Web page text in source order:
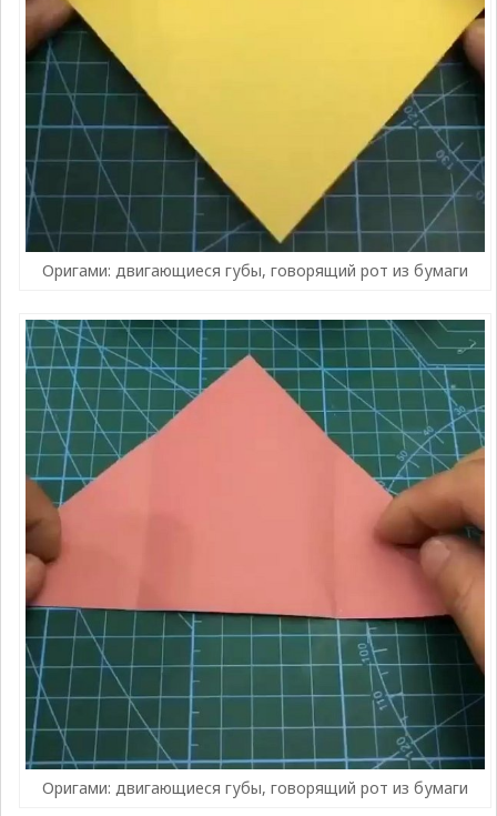
Оригами: двигающиеся губы, говорящий рот из бумаги
Оригами: двигающиеся губы, говорящий рот из бумаги